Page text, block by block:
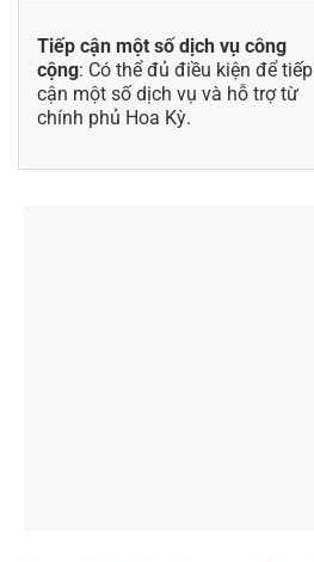
Tiếp cận một số dịch vụ công
cộng: Có thể đủ điều kiện để tiếp
cận một số dịch vụ và hỗ trợ từ
chính phủ Hoa Kỳ.